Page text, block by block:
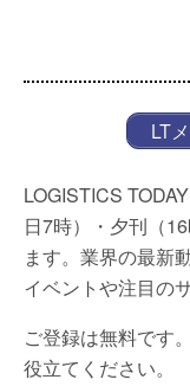
LT
LOGISTICS
日7時）・夕刊（
ます。業界の最新
イベントや注目の
ご登録は無料です
役立てください。